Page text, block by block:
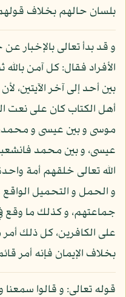
بلسان حالهم بخلاف
و قد بدأ تعالى بالإخبار
الأفراد فقال: كل آمن
بين أحد إلى آخر الآيتين،
أهل الكتاب كان على نعت
موسى و بين عيسى و
عيسى، و بين محمد
الله تعالى خلقهم أمة
و الحمل و التحميل
جماعتهم، و كذلك ما وقع
على الكافرين، كل ذلك
بخلاف الإيمان فإنه أمر
قوله تعالى: و قالوا سمعنا